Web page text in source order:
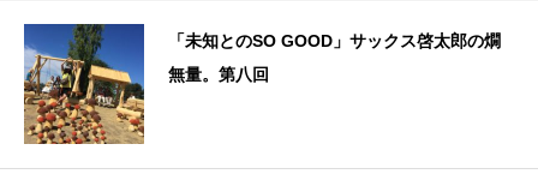
「未知とのSO GOOD」サックス啓太郎の燗
無量。第八回